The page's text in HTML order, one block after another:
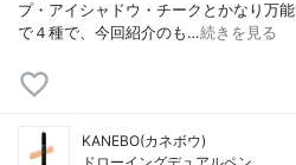
プ・アイシャドウ・チークとかなり万
で４種で、今回紹介のも…続きを見る
KANEBO(カネボウ)